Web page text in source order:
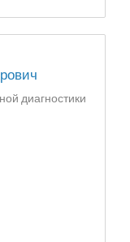
диагностики